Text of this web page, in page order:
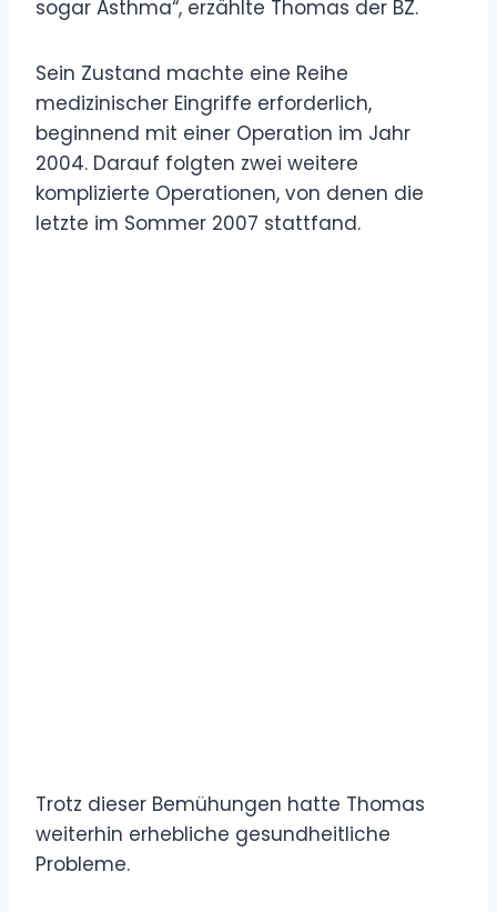
sogar Asthma“, erzählte Thomas der BZ.
Sein Zustand machte eine Reihe
medizinischer Eingriffe erforderlich,
beginnend mit einer Operation im Jahr
2004. Darauf folgten zwei weitere
komplizierte Operationen, von denen die
letzte im Sommer 2007 stattfand.
Trotz dieser Bemühungen hatte Thomas
weiterhin erhebliche gesundheitliche
Probleme.